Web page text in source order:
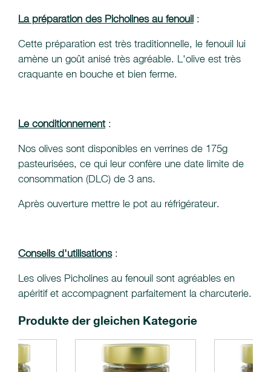
La préparation des Picholines au fenouil :
Cette préparation est très traditionnelle, le fenouil lui
amène un goût anisé très agréable. L'olive est très
craquante en bouche et bien ferme.
Le conditionnement:
Nos olives sont disponibles en verrines de 175g
pasteurisées, ce qui leur confère une date limite de
consommation (DLC) de 3 ans.
Après ouverture mettre le pot au réfrigérateur.
Conseils d'utilisations:
Les olives Picholines au fenouil sont agréables en
apéritif et accompagnent parfaitement la charcuterie.
Produkte der gleichen Kategorie